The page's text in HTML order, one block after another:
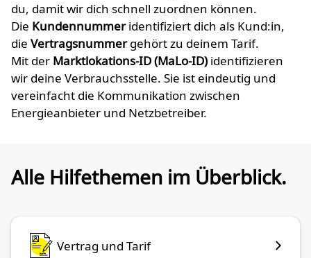
du, damit wir dich schnell zuordnen können.
Die Kundennummeridentifiziert dich als Kund:in,
die Vertragsnummergehört zu deinem Tarif.
Mit der Marktlokations-ID (MaLo-ID) identifizieren
wir deine Verbrauchsstelle. Sie ist eindeutig und
vereinfacht die Kommunikation zwischen
Energieanbieter und Netzbetreiber.
Alle Hilfethemen im Überblick.
Vertrag und Tarif